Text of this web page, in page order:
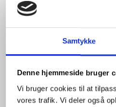
Samtykke
Denne hjemmeside bruger
Vi bruger cookies til at
vores trafik. Vi deler også
Tilføj til